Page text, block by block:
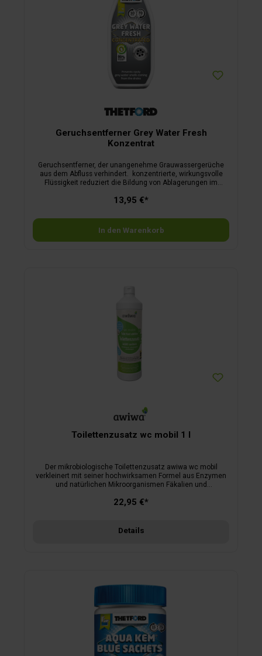
Geruchsentferner Grey Water Fresh
Konzentrat
Geruchsentferner, der unangenehme Grauwassergerüche
aus dem Abfluss verhindert. konzentrierte, wirkungsvolle
Flüssigkeit reduziert die Bildung von Ablagerungen im
Grauwassers geruchlose Entleerung des Grauwassertanks
13,95 €*
In den Warenkorb
Toilettenzusatz wc mobil 1 l
Der mikrobiologische Toilettenzusatz awiwa wc mobil
verkleinert mit seiner hochwirksamen Formel aus Enzymen
und natürlichen Mikroorganismen Fäkalien und
Entleerung des Fäkalientanks: keine Klümpchen, kein
Der Tankinhalt kann in der Toilette entsorgt werden. Geeignet
22,95 €*
Details